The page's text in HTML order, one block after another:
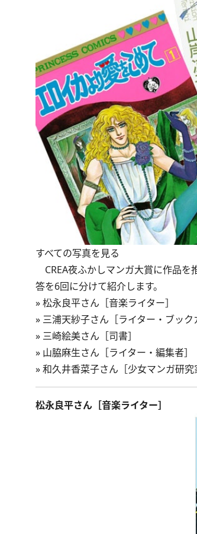
すべての写真を見る
CREA夜ふかしマンガ大賞に作品を
答を6回に分けて紹介します。
»松永良平さん［音楽ライター］
» 三浦天紗子さん［ライター・ブック
» 三崎絵美さん［司書］
» 山脇麻生さん［ライター・編集者］
»和久井香菜子さん［少女マンガ研究
松永良平さん［音楽ライター］